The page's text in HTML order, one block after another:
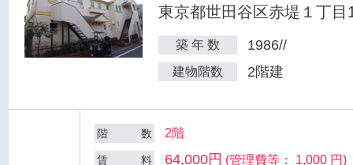
東京都世田谷区赤堤１丁目
築 年 数 1986//
建物階数 2階建
階 数 2階
賃 料 64,000円 (管理費等： 1,000 円)